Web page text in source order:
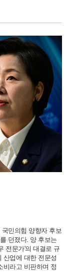
민의힘 양향자 후보
던졌다. 양 후보는
전문가'의 대결로 규
산업에 대한 전문성
비라고 비판하며 정